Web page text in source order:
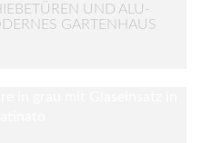
UND ALU-
GARTENHAUS